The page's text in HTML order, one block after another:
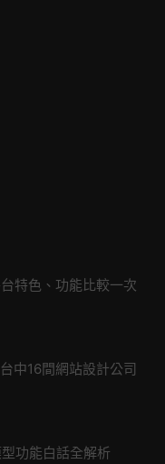
特色、功能比較一次
中16間網站設計公司
功能白話全解析